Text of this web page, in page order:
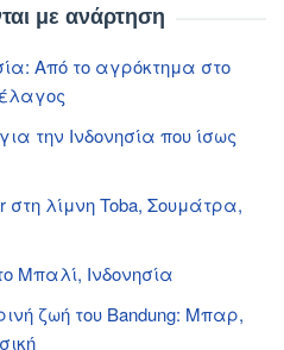
με ανάρτηση
Από το αγρόκτημα στο
την Ινδονησία που ίσως
στη λίμνη Toba, Σουμάτρα,
Μπαλί, Ινδονησία
ζωή του Bandung: Μπαρ,